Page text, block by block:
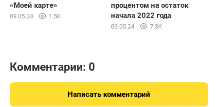
«Моей карте»
09.05.24 1.5K
процентом на остаток
начала 2022 года
09.05.24 7.3K
Комментарии: 0
Написать комментарий